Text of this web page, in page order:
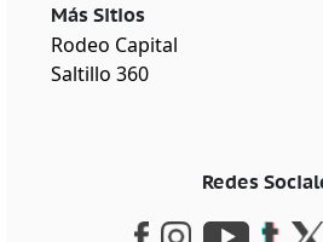
Más Sitios
Rodeo Capital
Saltillo 360
Redes